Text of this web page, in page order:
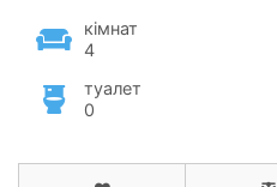
кімнат
4
туалет
0